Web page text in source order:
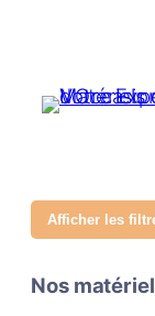
Afficher les
Nos